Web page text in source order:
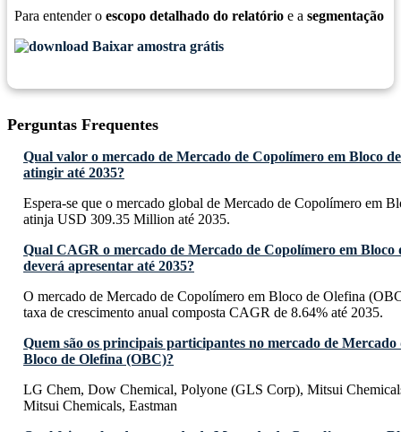
Para entender o escopo detalhado do relatório e a segmentação
Baixar amostra grátis
Perguntas Frequentes
Qual valor o mercado de Mercado de Copolímero em Bloco
atingir até 2035?
Espera-se que o mercado global de Mercado de Copolímero em
atinja USD 309.35 Million até 2035.
Qual CAGR o mercado de Mercado de Copolímero em Bloco
deverá apresentar até 2035?
O mercado de Mercado de Copolímero em Bloco de Olefina
taxa de crescimento anual composta CAGR de 8.64% até 2035.
Quem são os principais participantes no mercado de
Bloco de Olefina (OBC)?
LG Chem, Dow Chemical, Polyone (GLS Corp), Mitsui
Mitsui Chemicals, Eastman